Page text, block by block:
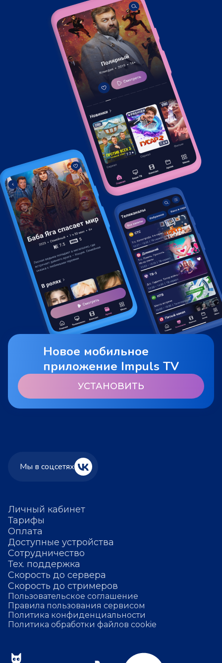
Новое мобильное
приложение Impuls TV
УСТАНОВИТЬ
Личный кабинет
Тарифы
Оплата
Доступные устройства
Сотрудничество
Тех. поддержка
Скорость до сервера
Скорость до стримеров
Пользовательское соглашение
Правила пользования сервисом
Политика конфиденциальности
Политика обработки файлов cookie
Мы в соцсетях